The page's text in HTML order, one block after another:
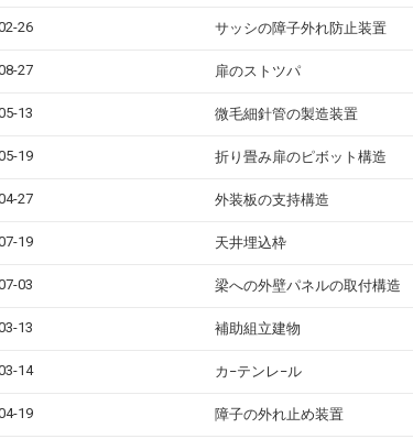
26 サッシの障子外れ防止装置
27 扉のストツパ
13 微毛細針管の製造装置
19 折り畳み扉のピボット構造
27 外装板の支持構造
19 天井埋込枠
03 梁への外壁パネルの取付構造
13 補助組立建物
14 カ−テンレ−ル
19 障子の外れ止め装置